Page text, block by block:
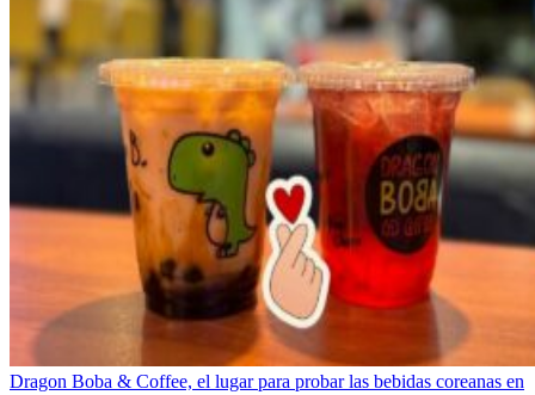
Dragon Boba & Coffee, el lugar para probar las bebidas coreanas en